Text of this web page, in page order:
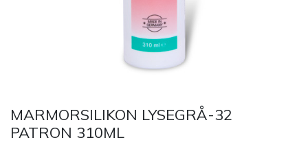
MARMORSILIKON LYSEGRÅ-32
PATRON 310ML